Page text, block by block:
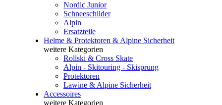
Nordic Junior
Schneeschilder
Alpin
Ersatzteile
Helme & Protektoren & Alpine Sicherheit
weitere Kategorien
Rollski & Cross Skate
Alpin - Skitouring - Skisprung
Protektoren
Lawine & Alpine Sicherheit
Accessoires
weitere Kategorien